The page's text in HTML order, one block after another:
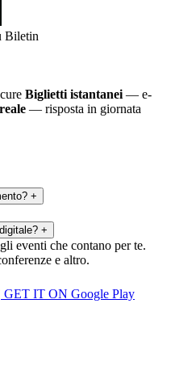
Biletin
Biglietti istantanei — e-
— risposta in giornata
+
+
eventi che contano per te.
e altro.
GET IT ON Google Play